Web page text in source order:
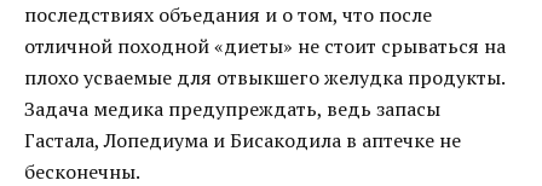
последствиях объедания и о том, что после
отличной походной «диеты» не стоит срываться на
плохо усваемые для отвыкшего желудка продукты.
Задача медика предупреждать, ведь запасы
Гастала, Лопедиума и Бисакодила в аптечке не
бесконечны.